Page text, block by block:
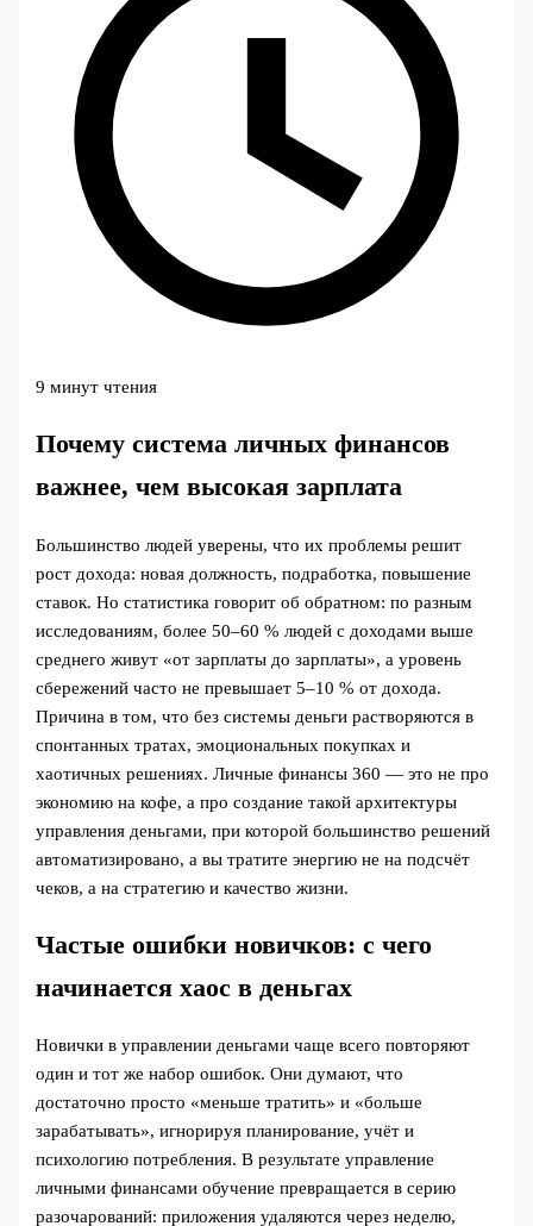
9 минут чтения
Почему система личных финансов
важнее, чем высокая зарплата
Большинство людей уверены, что их проблемы решит
рост дохода: новая должность, подработка, повышение
ставок. Но статистика говорит об обратном: по разным
исследованиям, более 50–60 % людей с доходами выше
среднего живут «от зарплаты до зарплаты», а уровень
сбережений часто не превышает 5–10 % от дохода.
Причина в том, что без системы деньги растворяются в
спонтанных тратах, эмоциональных покупках и
хаотичных решениях. Личные финансы 360 — это не про
экономию на кофе, а про создание такой архитектуры
управления деньгами, при которой большинство решений
автоматизировано, а вы тратите энергию не на подсчёт
чеков, а на стратегию и качество жизни.
Частые ошибки новичков: с чего
начинается хаос в деньгах
Новички в управлении деньгами чаще всего повторяют
один и тот же набор ошибок. Они думают, что
достаточно просто «меньше тратить» и «больше
зарабатывать», игнорируя планирование, учёт и
психологию потребления. В результате управление
личными финансами обучение превращается в серию
разочарований: приложения удаляются через неделю,